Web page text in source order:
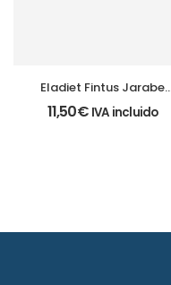
Eladiet Fintus Jarabe
Niños 1-6 años
11,50€ IVA incluido